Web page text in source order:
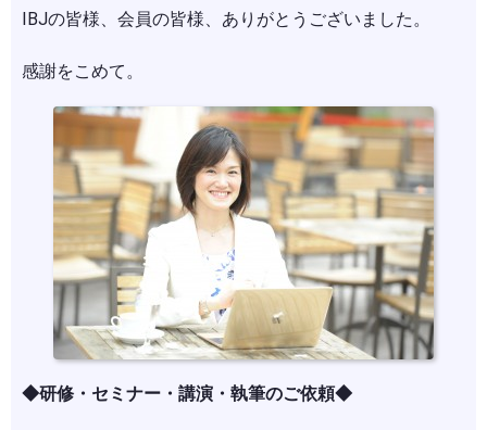
IBJの皆様、会員の皆様、ありがとうございました。
感謝をこめて。
◆研修・セミナー・講演・執筆のご依頼◆